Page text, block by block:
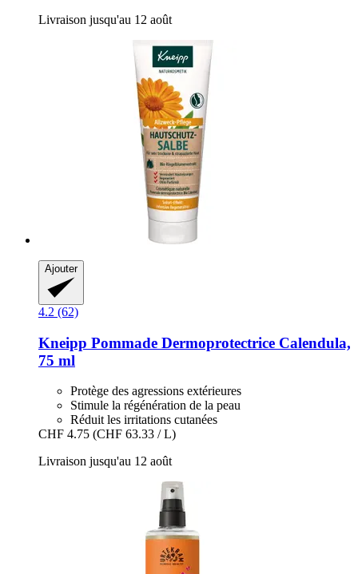
Livraison jusqu'au 12 août
Ajouter
4.2 (62)
Kneipp Pommade Dermoprotectrice Calendula,
75 ml
Protège des agressions extérieures
Stimule la régénération de la peau
Réduit les irritations cutanées
CHF 4.75 (CHF 63.33 / L)
Livraison jusqu'au 12 août